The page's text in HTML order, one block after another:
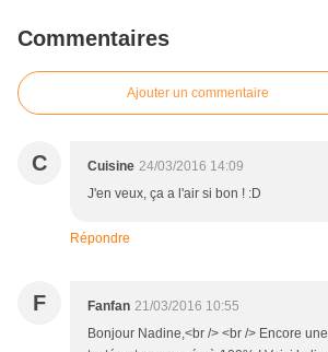
Commentaires
Ajouter un commentaire
C Cuisine 24/03/2016 14:09
J'en veux, ça a l'air si bon ! :D
Répondre
F Fanfan 21/03/2016 10:55
Bonjour Nadine,<br /> <br /> Encore